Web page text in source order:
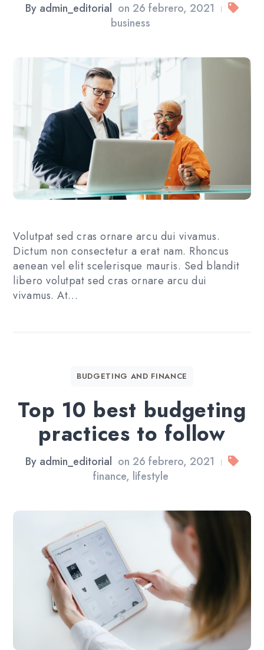
By admin_editorial on 26 febrero, 2021 |
business
Volutpat sed cras ornare arcu dui vivamus.
Dictum non consectetur a erat nam. Rhoncus
aenean vel elit scelerisque mauris. Sed blandit
libero volutpat sed cras ornare arcu dui
vivamus. At…
BUDGETING AND FINANCE
Top 10 best budgeting
practices to follow
By admin_editorial on 26 febrero, 2021 |
finance, lifestyle